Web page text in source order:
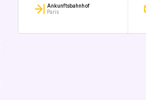
Ankunftsbahnhof
Paris